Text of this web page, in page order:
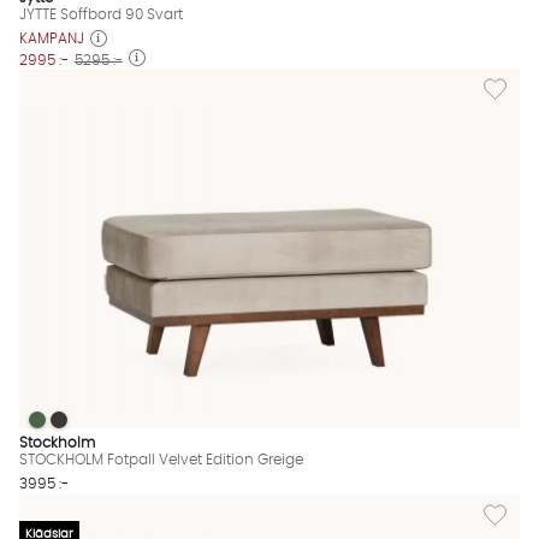
JYTTE Soffbord 90 Svart
KAMPANJ
2995 :- 5295 :-
Lägg
STOCKHOLM Fotpall Velvet Edition Greige Finns även i dessa
STOCKHOLM Fotpall Velvet Edition Greige
STOCKHOLM Fotpall Velvet Edition Greige
Stockholm
STOCKHOLM Fotpall Velvet Edition Greige
3995 :-
Klädslar
Lägg